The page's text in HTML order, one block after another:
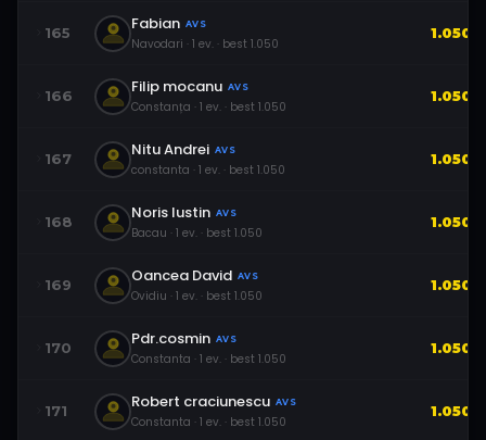
165 Fabian AVS
Navodari · 1 ev. · best 1.050
1.050
166 Filip mocanu AVS
Constanța · 1 ev. · best 1.050
1.050
167 Nitu Andrei AVS
constanta · 1 ev. · best 1.050
1.050
168 Noris Iustin AVS
Bacau · 1 ev. · best 1.050
1.050
169 Oancea David AVS
Ovidiu · 1 ev. · best 1.050
1.050
170 Pdr.cosmin AVS
Constanta · 1 ev. · best 1.050
1.050
171 Robert craciunescu AVS
Constanta · 1 ev. · best 1.050
1.050